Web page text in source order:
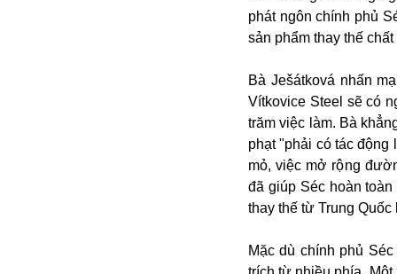
phát ngôn chính phủ
sản phẩm thay thế
Bà Ješátková nhấn
Vítkovice Steel sẽ có
trăm việc làm. Bà
phạt "phải có tác
mỏ, việc mở rộng
đã giúp Séc hoàn
thay thế từ Trung
Mặc dù chính phủ